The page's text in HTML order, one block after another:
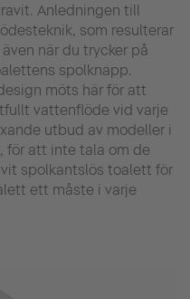
Anledningen till
som resulterar
när du trycker på
spolknapp.
möts här för att
vattenflöde vid varje
utbud av modeller i
för att inte tala om de
spolkantslös toalett för
ett måste i varje